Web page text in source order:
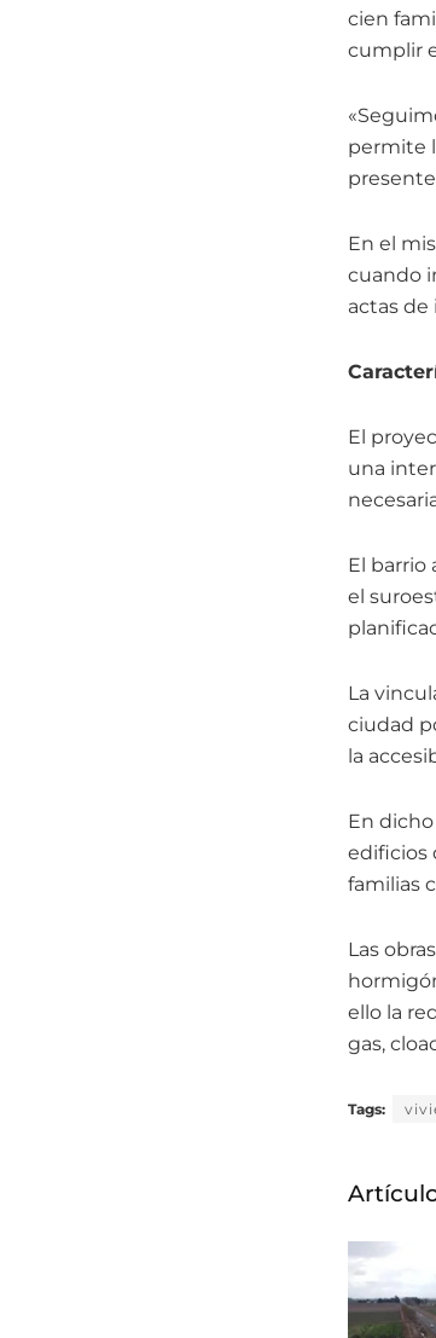
cien
cumplir
permite
En el
cuando
actas de
El
una
El barrio
el
La
ciudad
la
En
edificios
familias
Las
ello la
gas,
Tags: